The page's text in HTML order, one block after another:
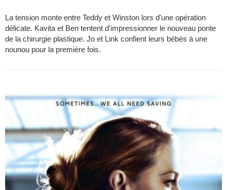
La tension monte entre Teddy et Winston lors d'une opération
délicate. Kavita et Ben tentent d'impressionner le nouveau ponte
de la chirurgie plastique. Jo et Link confient leurs bébés à une
nounou pour la première fois.